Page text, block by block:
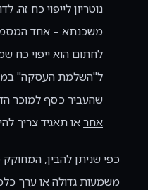
נוטריון לייפוי כח זה.
משכנתא – אחד
לחתום הוא ייפוי כח
ל"השלמת העסקה"
שהעביר כסף למוכר
אחראו תאגיד צריך
כפי שניתן להבין,
משמעות גדולה או ערך